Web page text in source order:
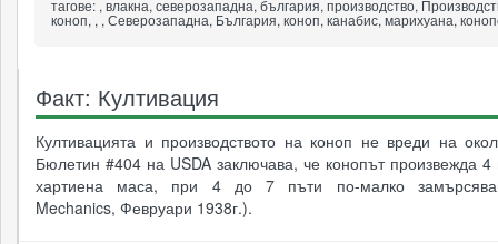
тагове: , влакна, северозападна, българия, производство,
коноп, , , Северозападна, България, коноп, канабис, марихуана,
Факт: Култивация
Култивацията и производството на коноп не вреди на
Бюлетин #404 на USDA заключава, че конопът произвежда 4
хартиена маса, при 4 до 7 пъти по-малко
Mechanics, Февруари 1938г.).